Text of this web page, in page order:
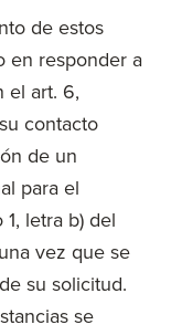
de estos
en responder a
el art. 6,
contacto
de un
para el
letra b) del
vez que se
su solicitud.
se